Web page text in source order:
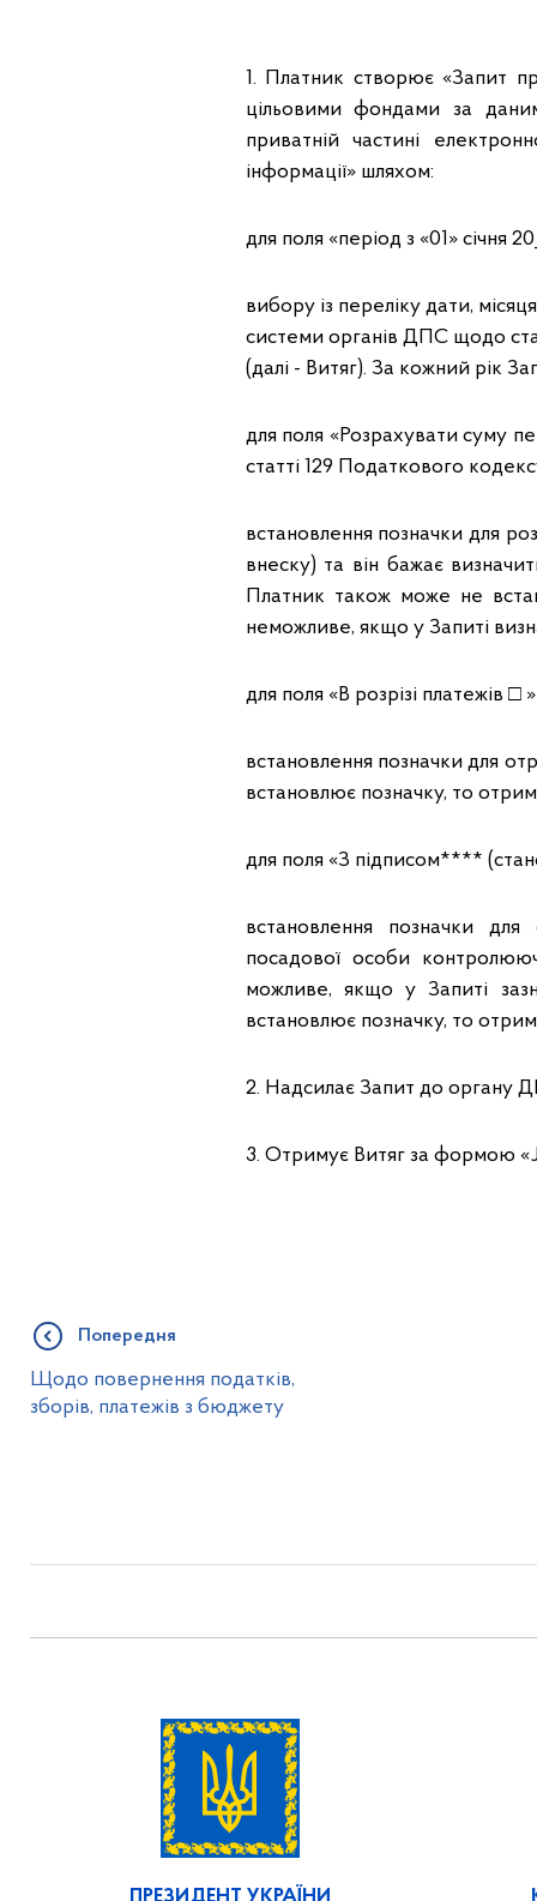
1. Платник створює «Запит
цільовими фондами за
приватній частині
інформації» шляхом:
для поля «період з «01» січня
вибору із переліку дати,
системи органів ДПС щодо
(далі - Витяг). За кожний рік
для поля «Розрахувати суму
статті 129 Податкового
встановлення позначки для
внеску) та він бажає
Платник також може не
неможливе, якщо у Запиті
для поля «В розрізі платежів □
встановлення позначки для
встановлює позначку, то
для поля «З підписом****
встановлення позначки
посадової особи
можливе, якщо у Запиті
встановлює позначку, то
2. Надсилає Запит до органу
3. Отримує Витяг за формою
Попередня
Щодо повернення податків,
зборів, платежів з бюджету
ПРЕЗИДЕНТ УКРАЇНИ